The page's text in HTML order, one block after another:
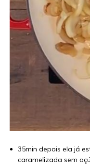
35min depois ela já
caramelizada sem